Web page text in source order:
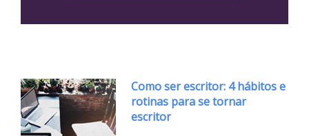
Como ser escritor: 4 hábitos e
rotinas para se tornar
escritor